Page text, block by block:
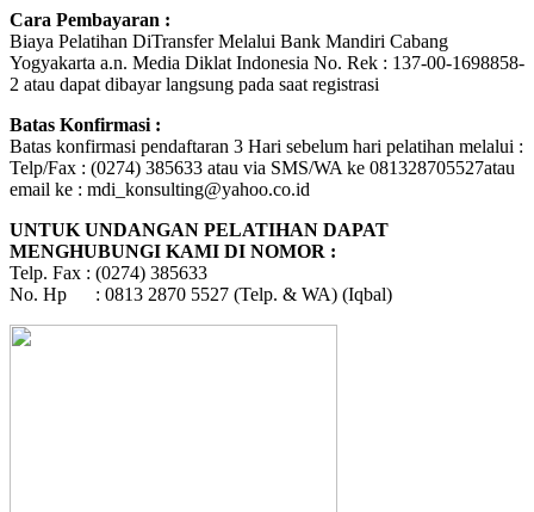
Cara Pembayaran :
Biaya Pelatihan DiTransfer Melalui Bank Mandiri Cabang
Yogyakarta a.n. Media Diklat Indonesia No. Rek : 137-00-1698858-
2 atau dapat dibayar langsung pada saat registrasi
Batas Konfirmasi :
Batas konfirmasi pendaftaran 3 Hari sebelum hari pelatihan melalui :
Telp/Fax : (0274) 385633 atau via SMS/WA ke 081328705527atau
email ke : mdi_konsulting@yahoo.co.id
UNTUK UNDANGAN PELATIHAN DAPAT
MENGHUBUNGI KAMI DI NOMOR :
Telp. Fax : (0274) 385633
No. Hp : 0813 2870 5527 (Telp. & WA) (Iqbal)